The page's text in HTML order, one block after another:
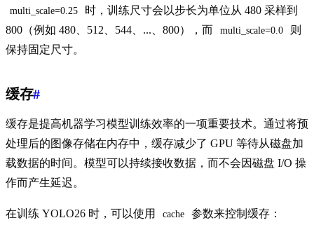
multi_scale=0.25
时，训练尺寸会以步长为单位从 480 采样到
800（例如 480、512、544、...、800），而
multi_scale=0.0
则
保持固定尺寸。
缓存#
缓存是提高机器学习模型训练效率的一项重要技术。通过将预
处理后的图像存储在内存中，缓存减少了 GPU 等待从磁盘加
载数据的时间。模型可以持续接收数据，而不会因磁盘 I/O 操
作而产生延迟。
在训练 YOLO26 时，可以使用 cache 参数来控制缓存：